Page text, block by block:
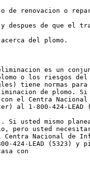
de renovacion o
despues de que el
del plomo.
es un
o los riesgos del
tiene normas
de plomo.
el Centra
al 1-800-424-LEAD
Si usted mismo
pero usted
Nacional de
424-LEAD (5323) y
con